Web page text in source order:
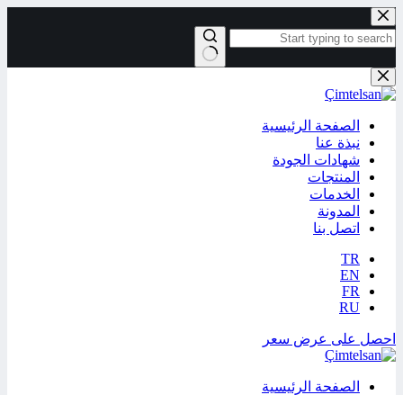
التجاوز
إلى
المحتوى
لا
توجد
الصفحة الرئيسية
نبذة عنا
شهادات الجودة
المنتجات
الخدمات
المدونة
اتصل بنا
TR
EN
FR
RU
احصل على عرض سعر
الصفحة الرئيسية